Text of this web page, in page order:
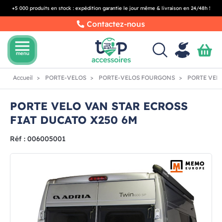
+5 000 produits en stock : expédition garantie le jour même & livraison en 24/48h !
Contactez-nous
menu
menu
Accueil PORTE-VELOS PORTE-VELOS FOURGONS PORTE
PORTE VELO VAN STAR ECROSS
FIAT DUCATO X250 6M
Réf : 006005001